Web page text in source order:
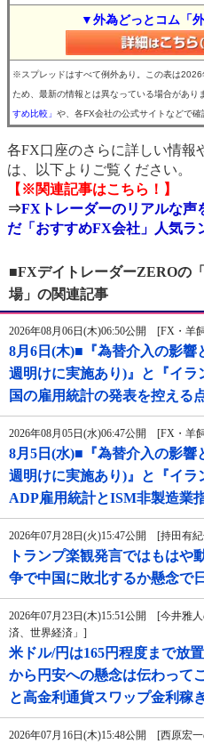
▼外為どっとコム「
※スプレッドはすべて例外あり。この表は
ため、最新の情報とは異なっている場合があり
すめ比較」 や、各FX会社の公式サイトなどで確
各FX口座のさらに詳しい情報
は、以下よりご覧ください。
【※関連記事はこちら！】
⇒FXトレーダーのリアルな声
だ「おすすめFX会社」人気ラ
■FXデイトレーダーZEROの
場」の関連記事
2026年08月06日(木)06:50公開 [FX・羊
8月6日(木)■『為替介入の影響
週明けに実施あり)』と『イ
国の雇用統計の発表を控える
2026年08月05日(水)06:47公開 [FX・羊
8月5日(水)■『為替介入の影響
週明けに実施あり)』と『イ
ADP雇用統計とISM非製造業
2026年07月28日(火)15:47公開 [持田有
トランプ楽観発言ではもはや
争で中国に敗北するか懸念で
2026年07月23日(木)15:51公開 [今井雅
済、世界経済」]
米ドル/円は165円程度まで放
から円安への懸念は伝わって
と高金利通貨スワップ金利稼
2026年07月16日(木)15:48公開 [西原宏